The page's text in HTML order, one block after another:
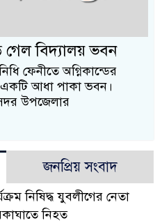
গেল বিদ্যালয় ভবন
ফেনীতে অগ্নিকান্ডের
আধা পাকা ভবন।
উপজেলার
জনপ্রিয় সংবাদ
নিষিদ্ধ যুবলীগের নেতা
নিহত